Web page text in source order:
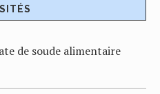
de soude alimentaire